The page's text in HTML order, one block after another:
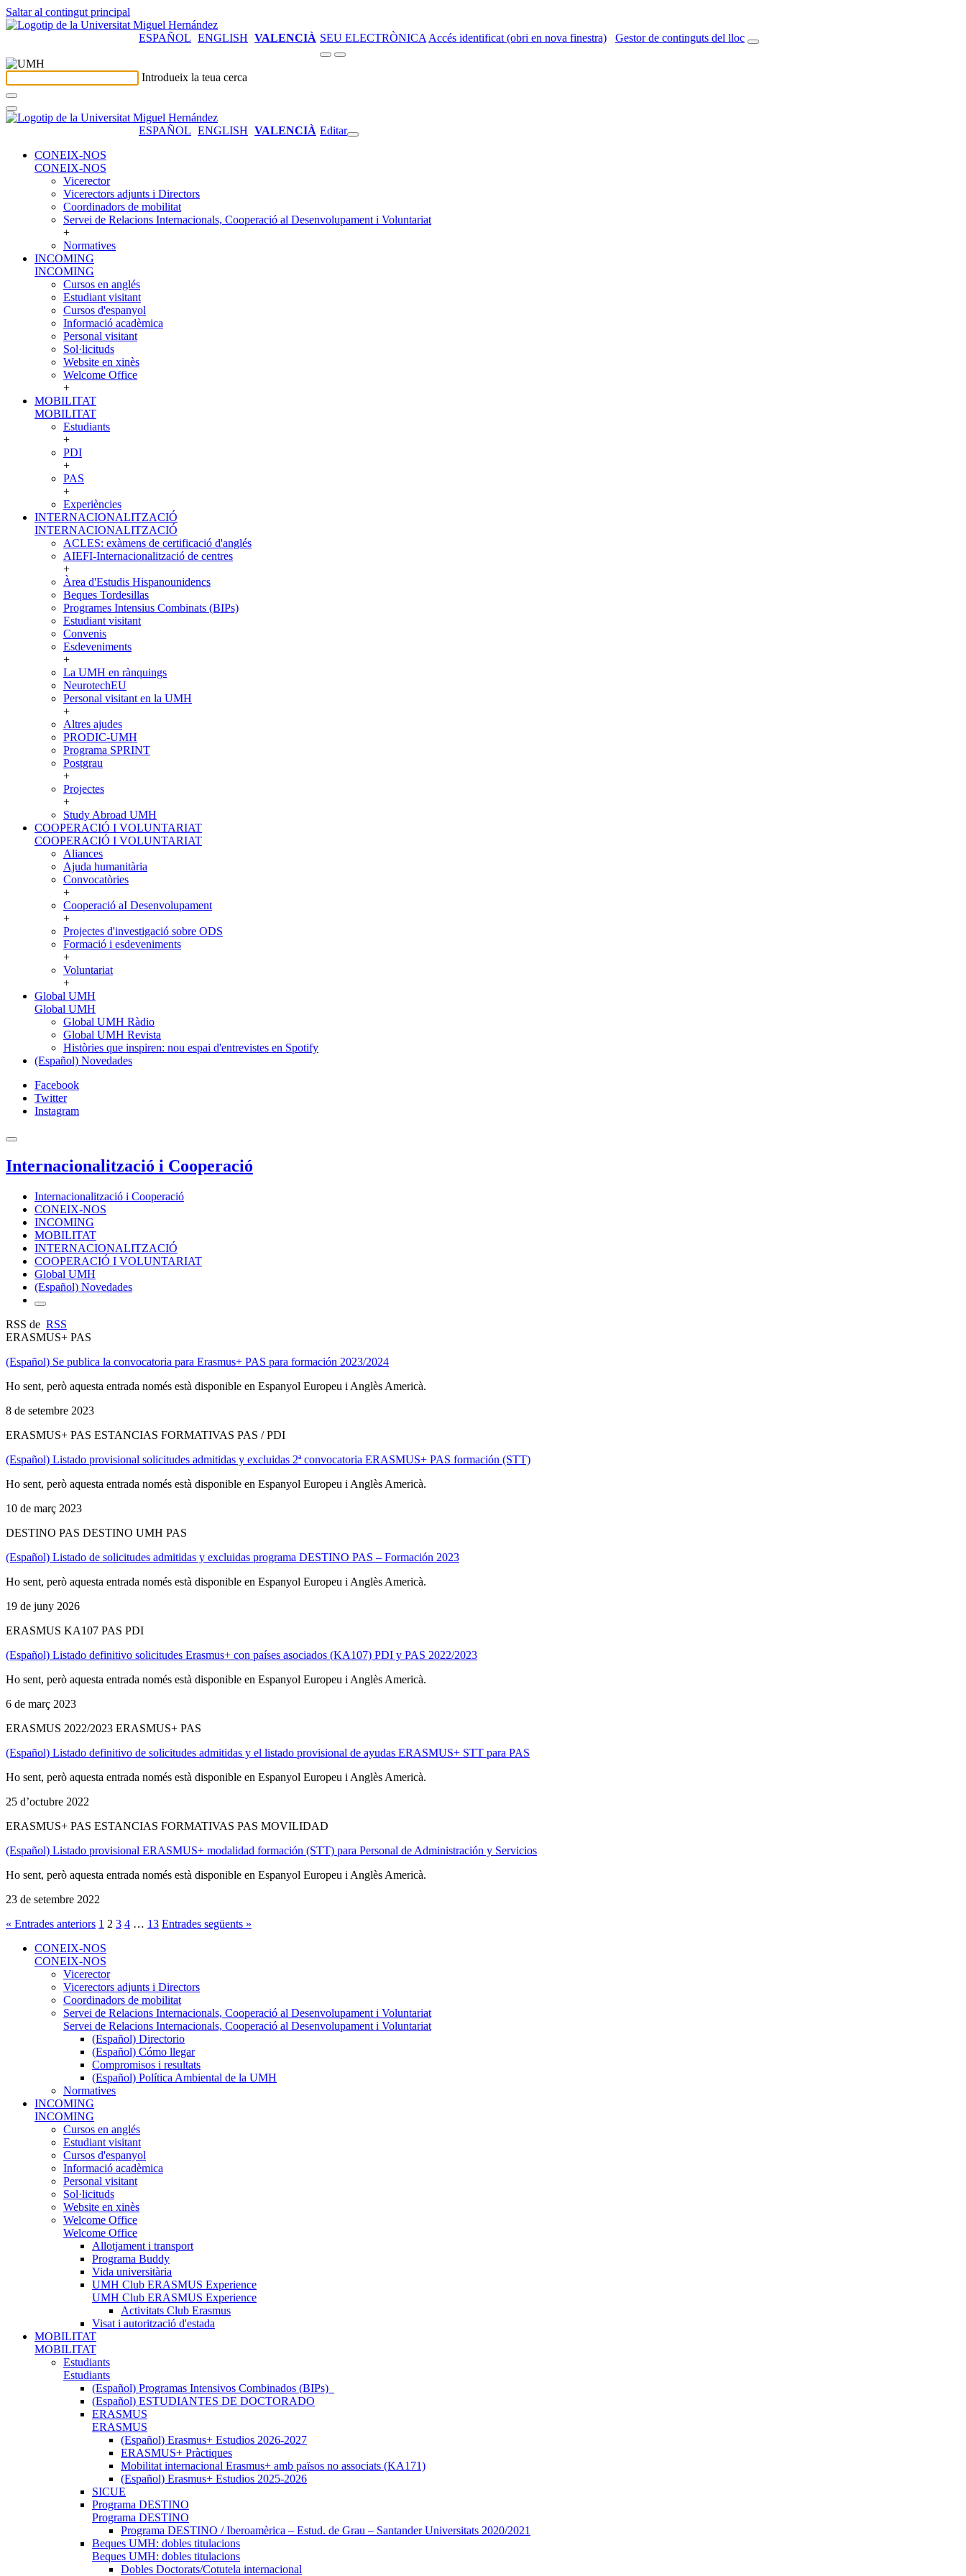
Saltar al contingut principal
ESPAÑOL ENGLISH VALENCIÀ SEU ELECTRÒNICA Accés identificat (obri en nova finestra) Gestor de continguts del lloc
Introdueix la teua cerca
ESPAÑOL ENGLISH VALENCIÀ Editar
CONEIX-NOS
CONEIX-NOS
Vicerector
Vicerectors adjunts i Directors
Coordinadors de mobilitat
Servei de Relacions Internacionals, Cooperació al Desenvolupament i Voluntariat
+
Normatives
INCOMING
INCOMING
Cursos en anglés
Estudiant visitant
Cursos d'espanyol
Informació acadèmica
Personal visitant
Sol·licituds
Website en xinès
Welcome Office
+
MOBILITAT
MOBILITAT
Estudiants
+
PDI
+
PAS
+
Experiències
INTERNACIONALITZACIÓ
INTERNACIONALITZACIÓ
ACLES: exàmens de certificació d'anglés
AIEFI-Internacionalització de centres
+
Àrea d'Estudis Hispanounidencs
Beques Tordesillas
Programes Intensius Combinats (BIPs)
Estudiant visitant
Convenis
Esdeveniments
+
La UMH en rànquings
NeurotechEU
Personal visitant en la UMH
+
Altres ajudes
PRODIC-UMH
Programa SPRINT
Postgrau
+
Projectes
+
Study Abroad UMH
COOPERACIÓ I VOLUNTARIAT
COOPERACIÓ I VOLUNTARIAT
Aliances
Ajuda humanitària
Convocatòries
+
Cooperació aI Desenvolupament
+
Projectes d'investigació sobre ODS
Formació i esdeveniments
+
Voluntariat
+
Global UMH
Global UMH
Global UMH Ràdio
Global UMH Revista
Històries que inspiren: nou espai d'entrevistes en Spotify
(Español) Novedades
Facebook
Twitter
Instagram
Internacionalització i Cooperació
Internacionalització i Cooperació
CONEIX-NOS
INCOMING
MOBILITAT
INTERNACIONALITZACIÓ
COOPERACIÓ I VOLUNTARIAT
Global UMH
(Español) Novedades
RSS de RSS
ERASMUS+ PAS
(Español) Se publica la convocatoria para Erasmus+ PAS para formación 2023/2024
Ho sent, però aquesta entrada només està disponible en Espanyol Europeu i Anglès Americà.
8 de setembre 2023
ERASMUS+ PAS ESTANCIAS FORMATIVAS PAS / PDI
(Español) Listado provisional solicitudes admitidas y excluidas 2ª convocatoria ERASMUS+ PAS formación (STT)
Ho sent, però aquesta entrada només està disponible en Espanyol Europeu i Anglès Americà.
10 de març 2023
DESTINO PAS DESTINO UMH PAS
(Español) Listado de solicitudes admitidas y excluidas programa DESTINO PAS – Formación 2023
Ho sent, però aquesta entrada només està disponible en Espanyol Europeu i Anglès Americà.
19 de juny 2026
ERASMUS KA107 PAS PDI
(Español) Listado definitivo solicitudes Erasmus+ con países asociados (KA107) PDI y PAS 2022/2023
Ho sent, però aquesta entrada només està disponible en Espanyol Europeu i Anglès Americà.
6 de març 2023
ERASMUS 2022/2023 ERASMUS+ PAS
(Español) Listado definitivo de solicitudes admitidas y el listado provisional de ayudas ERASMUS+ STT para PAS
Ho sent, però aquesta entrada només està disponible en Espanyol Europeu i Anglès Americà.
25 d’octubre 2022
ERASMUS+ PAS ESTANCIAS FORMATIVAS PAS MOVILIDAD
(Español) Listado provisional ERASMUS+ modalidad formación (STT) para Personal de Administración y Servicios
Ho sent, però aquesta entrada només està disponible en Espanyol Europeu i Anglès Americà.
23 de setembre 2022
« Entrades anteriors 1 2 3 4 … 13 Entrades següents »
CONEIX-NOS
CONEIX-NOS
Vicerector
Vicerectors adjunts i Directors
Coordinadors de mobilitat
Servei de Relacions Internacionals, Cooperació al Desenvolupament i Voluntariat
Servei de Relacions Internacionals, Cooperació al Desenvolupament i Voluntariat
(Español) Directorio
(Español) Cómo llegar
Compromisos i resultats
(Español) Política Ambiental de la UMH
Normatives
INCOMING
INCOMING
Cursos en anglés
Estudiant visitant
Cursos d'espanyol
Informació acadèmica
Personal visitant
Sol·licituds
Website en xinès
Welcome Office
Welcome Office
Allotjament i transport
Programa Buddy
Vida universitària
UMH Club ERASMUS Experience
UMH Club ERASMUS Experience
Activitats Club Erasmus
Visat i autorització d'estada
MOBILITAT
MOBILITAT
Estudiants
Estudiants
(Español) Programas Intensivos Combinados (BIPs)_
(Español) ESTUDIANTES DE DOCTORADO
ERASMUS
ERASMUS
(Español) Erasmus+ Estudios 2026-2027
ERASMUS+ Pràctiques
Mobilitat internacional Erasmus+ amb països no associats (KA171)
(Español) Erasmus+ Estudios 2025-2026
SICUE
Programa DESTINO
Programa DESTINO
Programa DESTINO / Iberoamèrica – Estud. de Grau – Santander Universitats 2020/2021
Beques UMH: dobles titulacions
Beques UMH: dobles titulacions
Dobles Doctorats/Cotutela internacional